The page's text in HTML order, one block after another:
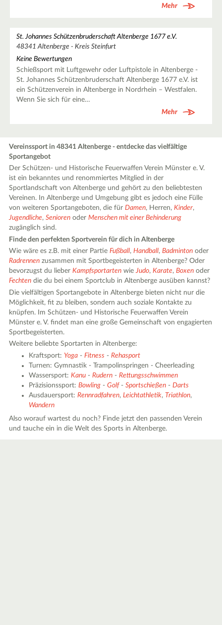
Mehr
St. Johannes Schützenbruderschaft Altenberge 1677 e.V.
48341 Altenberge - Kreis Steinfurt
Keine Bewertungen
Schießsport mit Luftgewehr oder Luftpistole in Altenberge -
St. Johannes Schützenbruderschaft Altenberge 1677 e.V. ist
ein Schützenverein in Altenberge in Nordrhein – Westfalen.
Wenn Sie sich für eine…
Mehr
Vereinssport in 48341 Altenberge - entdecke das vielfältige
Sportangebot
Der Schützen- und Historische Feuerwaffen Verein Münster e. V.
ist ein bekanntes und renommiertes Mitglied in der
Sportlandschaft von Altenberge und gehört zu den beliebtesten
Vereinen. In Altenberge und Umgebung gibt es jedoch eine Fülle
von weiteren Sportangeboten, die fürDamen, Herren,Kinder,
Jugendliche,Senioren oderMenschen mit einer Behinderung
zugänglich sind.
Finde den perfekten Sportverein für dich in Altenberge
Wie wäre es z.B. mit einer PartieFußball,Handball,Badminton oder
Radrennen zusammen mit Sportbegeisterten in Altenberge? Oder
bevorzugst du lieberKampfsportarten wieJudo,Karate,Boxen oder
Fechten die du bei einem Sportclub in Altenberge ausüben kannst?
Die vielfältigen Sportangebote in Altenberge bieten nicht nur die
Möglichkeit, fit zu bleiben, sondern auch soziale Kontakte zu
knüpfen. Im Schützen- und Historische Feuerwaffen Verein
Münster e. V. findet man eine große Gemeinschaft von engagierten
Sportbegeisterten.
Weitere beliebte Sportarten in Altenberge:
Kraftsport: Yoga -Fitness -Rehasport
Turnen: Gymnastik - Trampolinspringen - Cheerleading
Wassersport:Kanu -Rudern -Rettungsschwimmen
Präzisionssport:Bowling -Golf-Sportschießen -Darts
Ausdauersport:Rennradfahren,Leichtathletik,Triathlon,
Wandern
Also worauf wartest du noch? Finde jetzt den passenden Verein
und tauche ein in die Welt des Sports in Altenberge.